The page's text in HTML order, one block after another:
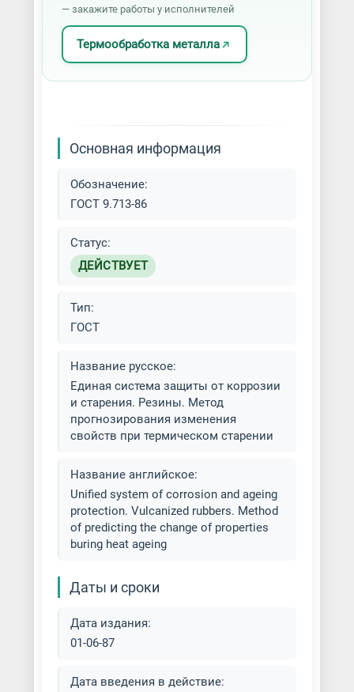
— закажите работы у исполнителей
Термообработка металла
Основная информация
Обозначение:
ГОСТ 9.713-86
Статус:
ДЕЙСТВУЕТ
Тип:
ГОСТ
Название русское:
Единая система защиты от коррозии
и старения. Резины. Метод
прогнозирования изменения
свойств при термическом старении
Название английское:
Unified system of corrosion and ageing
protection. Vulcanized rubbers. Method
of predicting the change of properties
buring heat ageing
Даты и сроки
Дата издания:
01-06-87
Дата введения в действие: